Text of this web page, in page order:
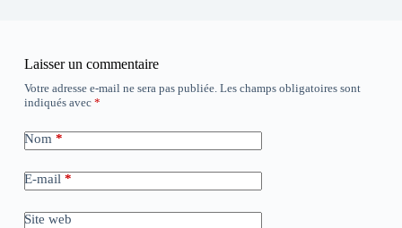
Laisser un commentaire
Votre adresse e-mail ne sera pas publiée. Les champs obligatoires sont
indiqués avec *
Nom *
E-mail *
Site web